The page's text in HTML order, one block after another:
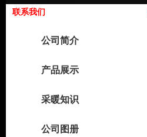
联系我们
公司简介
产品展示
采暖知识
公司图册